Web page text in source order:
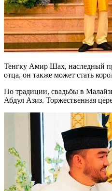
Тенгку Амир Шах, наследный
отца, он также может стать
По традиции, свадьбы в
Абдул Азиз. Торжественная